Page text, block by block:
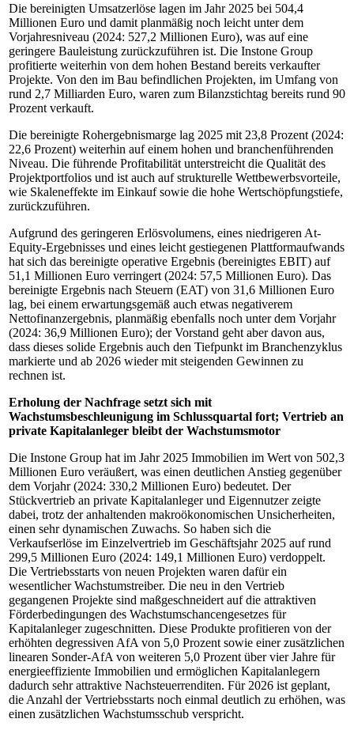
Die bereinigten Umsatzerlöse lagen im Jahr 2025 bei 504,4
Millionen Euro und damit planmäßig noch leicht unter dem
Vorjahresniveau (2024: 527,2 Millionen Euro), was auf eine
geringere Bauleistung zurückzuführen ist. Die Instone Group
profitierte weiterhin von dem hohen Bestand bereits verkaufter
Projekte. Von den im Bau befindlichen Projekten, im Umfang von
rund 2,7 Milliarden Euro, waren zum Bilanzstichtag bereits rund 90
Prozent verkauft.
Die bereinigte Rohergebnismarge lag 2025 mit 23,8 Prozent (2024:
22,6 Prozent) weiterhin auf einem hohen und branchenführenden
Niveau. Die führende Profitabilität unterstreicht die Qualität des
Projektportfolios und ist auch auf strukturelle Wettbewerbsvorteile,
wie Skaleneffekte im Einkauf sowie die hohe Wertschöpfungstiefe,
zurückzuführen.
Aufgrund des geringeren Erlösvolumens, eines niedrigeren At-
Equity-Ergebnisses und eines leicht gestiegenen Plattformaufwands
hat sich das bereinigte operative Ergebnis (bereinigtes EBIT) auf
51,1 Millionen Euro verringert (2024: 57,5 Millionen Euro). Das
bereinigte Ergebnis nach Steuern (EAT) von 31,6 Millionen Euro
lag, bei einem erwartungsgemäß auch etwas negativerem
Nettofinanzergebnis, planmäßig ebenfalls noch unter dem Vorjahr
(2024: 36,9 Millionen Euro); der Vorstand geht aber davon aus,
dass dieses solide Ergebnis auch den Tiefpunkt im Branchenzyklus
markierte und ab 2026 wieder mit steigenden Gewinnen zu
rechnen ist.
Erholung der Nachfrage setzt sich mit
Wachstumsbeschleunigung im Schlussquartal fort; Vertrieb an
private Kapitalanleger bleibt der Wachstumsmotor
Die Instone Group hat im Jahr 2025 Immobilien im Wert von 502,3
Millionen Euro veräußert, was einen deutlichen Anstieg gegenüber
dem Vorjahr (2024: 330,2 Millionen Euro) bedeutet. Der
Stückvertrieb an private Kapitalanleger und Eigennutzer zeigte
dabei, trotz der anhaltenden makroökonomischen Unsicherheiten,
einen sehr dynamischen Zuwachs. So haben sich die
Verkaufserlöse im Einzelvertrieb im Geschäftsjahr 2025 auf rund
299,5 Millionen Euro (2024: 149,1 Millionen Euro) verdoppelt.
Die Vertriebsstarts von neuen Projekten waren dafür ein
wesentlicher Wachstumstreiber. Die neu in den Vertrieb
gegangenen Projekte sind maßgeschneidert auf die attraktiven
Förderbedingungen des Wachstumschancengesetzes für
Kapitalanleger zugeschnitten. Diese Produkte profitieren von der
erhöhten degressiven AfA von 5,0 Prozent sowie einer zusätzlichen
linearen Sonder-AfA von weiteren 5,0 Prozent über vier Jahre für
energieeffiziente Immobilien und ermöglichen Kapitalanlegern
dadurch sehr attraktive Nachsteuerrenditen. Für 2026 ist geplant,
die Anzahl der Vertriebsstarts noch einmal deutlich zu erhöhen, was
einen zusätzlichen Wachstumsschub verspricht.